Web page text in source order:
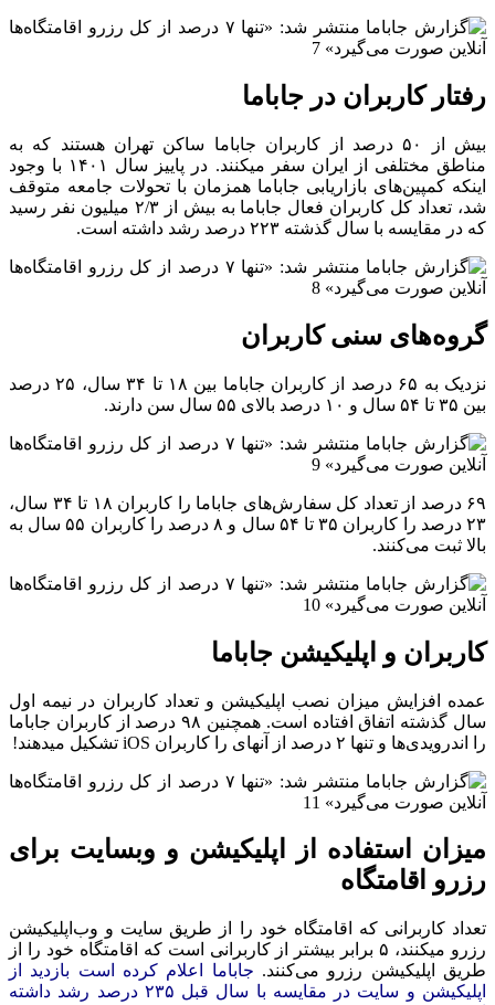
رفتار کاربران در جاباما
بیش از ۵۰ درصد از کاربران جاباما ساکن تهران هستند که به
مناطق مختلفی از ایران سفر میکنند. در پاییز سال ۱۴۰۱ با وجود
اینکه کمپین‌های بازاریابی جاباما همزمان با تحولات جامعه متوقف
شد، تعداد کل کاربران فعال جاباما به بیش از ۲/۳ میلیون نفر رسید
که در مقایسه با سال گذشته ۲۲۳ درصد رشد داشته است.
گروه‌های سنی کاربران
نزدیک به ۶۵ درصد از کاربران جاباما بین ۱۸ تا ۳۴ سال، ۲۵ درصد
بین ۳۵ تا ۵۴ سال و ۱۰ درصد بالای ۵۵ سال سن دارند.
۶۹ درصد از تعداد کل سفارش‌های جاباما را کاربران ۱۸ تا ۳۴ سال،
۲۳ درصد را کاربران ۳۵ تا ۵۴ سال و ۸ درصد را کاربران ۵۵ سال به
بالا ثبت می‌کنند.
کاربران و اپلیکیشن جاباما
عمده افزایش میزان نصب اپلیکیشن و تعداد کاربران در نیمه اول
سال گذشته اتفاق افتاده است. همچنین ۹۸ درصد از کاربران جاباما
را اندروید‌ی‌ها و تنها ۲ درصد از آنهای را کاربران iOS تشکیل میدهند!
میزان استفاده از اپلیکیشن و وبسایت برای
رزرو اقامتگاه
تعداد کاربرانی که اقامتگاه خود را از طریق سایت و وب‌اپلیکیشن
رزرو میکنند، ۵ برابر بیشتر از کاربرانی است که اقامتگاه خود را از
طریق اپلیکیشن رزرو می‌کنند. جاباما اعلام کرده است بازدید از
اپلیکیشن و سایت در مقایسه با سال قبل ۲۳۵ درصد رشد داشته